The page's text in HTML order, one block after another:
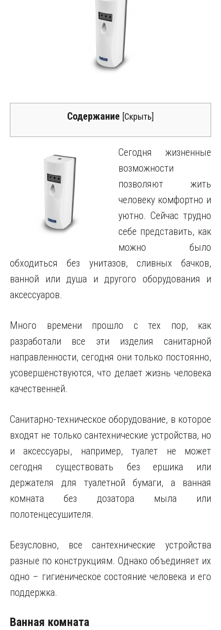
Содержание [Скрыть]
Сегодня жизненные
возможности
позволяют жить
человеку комфортно и
уютно. Сейчас трудно
себе представить, как
можно было
обходиться без унитазов, сливных бачков,
ванной или душа и другого оборудования и
аксессуаров.
Много времени прошло с тех пор, как
разработали все эти изделия санитарной
направленности, сегодня они только постоянно,
усовершенствуются, что делает жизнь человека
качественней.
Санитарно-техническое оборудование, в которое
входят не только сантехнические устройства, но
и аксессуары, например, туалет не может
сегодня существовать без ершика или
держателя для туалетной бумаги, а ванная
комната без дозатора мыла или
полотенцесушителя.
Безусловно, все сантехнические устройства
разные по конструкциям. Однако объединяет их
одно – гигиеническое состояние человека и его
поддержка.
Ванная комната